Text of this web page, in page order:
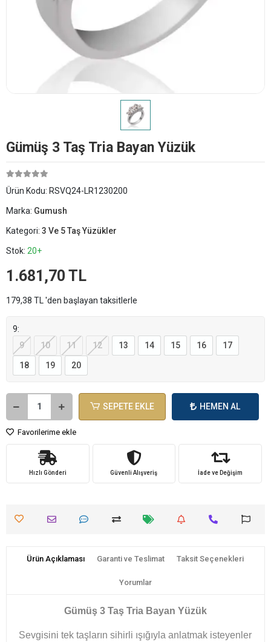
Gümüş 3 Taş Tria Bayan Yüzük
Ürün Kodu: RSVQ24-LR1230200
Marka: Gumush
Kategori: 3 Ve 5 Taş Yüzükler
Stok: 20+
1.681,70 TL
179,38 TL 'den başlayan taksitlerle
9:
9
10 11 12 13 14 15 16 17
18 19 20
SEPETE EKLE HEMEN AL
Favorilerime ekle
Hızlı Gönderi Güvenli Alışveriş İade ve Değişim
Ürün Açıklaması Garanti ve Teslimat Taksit Seçenekleri
Yorumlar
Gümüş 3 Taş Tria Bayan Yüzük
Sevgisini tek taşların sihirli ışığıyla anlatmak isteyenler